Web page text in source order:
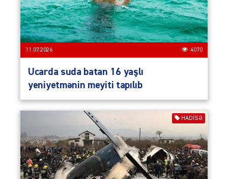
11.07.2026 4070
Ucarda suda batan 16 yaşlı
yeniyetmənin meyiti tapılıb
HADISƏ